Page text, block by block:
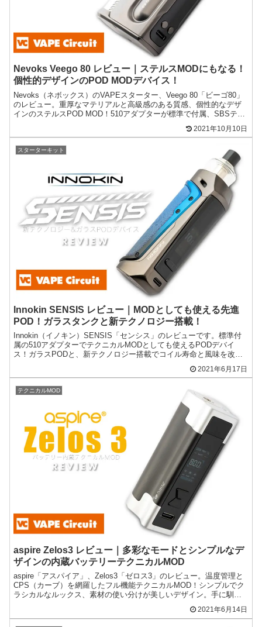
Nevoks Veego 80 レビュー｜ステルスMODにもなる！
個性的デザインのPOD MODデバイス！
Nevoks（ネボックス）のVAPEスターター、Veego 80「ビーゴ80」
のレビュー。重厚なマテリアルと高級感のある質感、個性的なデザ
インのステルスPOD MOD！510アダプターが標準で付属、SBSテク
2021年10月10日
スターターキット
Innokin SENSIS レビュー｜MODとしても使える先進
POD！ガラスタンクと新テクノロジー搭載！
Innokin（イノキン）SENSIS「センシス」のレビューです。標準付
属の510アダプターでテクニカルMODとしても使えるPODデバイ
ス！ガラスPODと、新テクノロジー搭載でコイル寿命と風味を改
2021年6月17日
テクニカルMOD
aspire Zelos3 レビュー｜多彩なモードとシンプルなデ
ザインの内蔵バッテリーテクニカルMOD
aspire「アスパイア」、Zelos3「ゼロス3」のレビュー。温度管理と
CPS（カーブ）を網羅したフル機能テクニカルMOD！シンプルでク
ラシカルなルックス、素材の使い分けが美しいデザイン。手に馴染
2021年6月14日